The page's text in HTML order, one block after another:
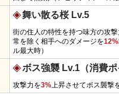
舞い散る桜 Lv.5
街の住人の特性を持つ味方の攻撃
常を除く相手へのダメージを12%
ル最大時）
ボス強襲 Lv.1（消費ポ
攻撃力を3%上昇させてボス襲撃